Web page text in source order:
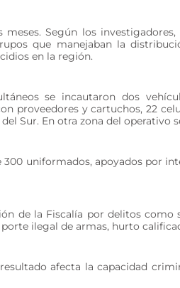
Según los
que manejaban la
en la región.
se incautaron dos
proveedores y cartuchos, 22
Sur. En otra zona del operativo
300 uniformados, apoyados por
de la Fiscalía por delitos
ilegal de armas, hurto
afecta la capacidad